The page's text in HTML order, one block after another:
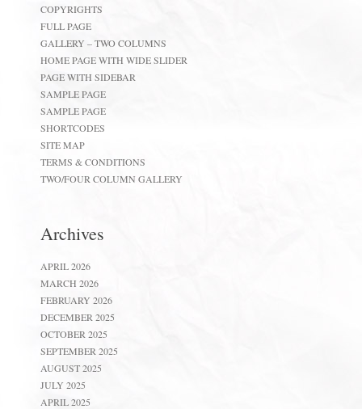
COPYRIGHTS
FULL PAGE
GALLERY – TWO COLUMNS
HOME PAGE WITH WIDE SLIDER
PAGE WITH SIDEBAR
SAMPLE PAGE
SAMPLE PAGE
SHORTCODES
SITE MAP
TERMS & CONDITIONS
TWO/FOUR COLUMN GALLERY
Archives
APRIL 2026
MARCH 2026
FEBRUARY 2026
DECEMBER 2025
OCTOBER 2025
SEPTEMBER 2025
AUGUST 2025
JULY 2025
APRIL 2025